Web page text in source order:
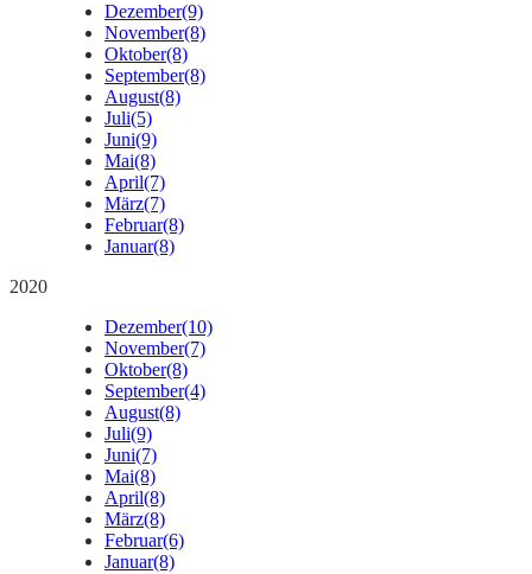
Dezember(9)
November(8)
Oktober(8)
September(8)
August(8)
Juli(5)
Juni(9)
Mai(8)
April(7)
März(7)
Februar(8)
Januar(8)
2020
Dezember(10)
November(7)
Oktober(8)
September(4)
August(8)
Juli(9)
Juni(7)
Mai(8)
April(8)
März(8)
Februar(6)
Januar(8)